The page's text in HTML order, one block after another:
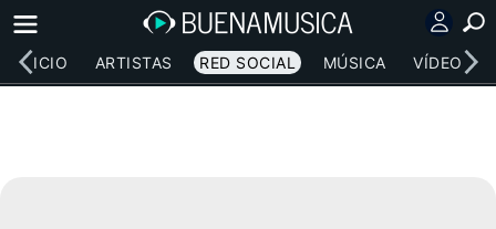
INICIO ARTISTAS RED SOCIAL MÚSICA VÍDEOS